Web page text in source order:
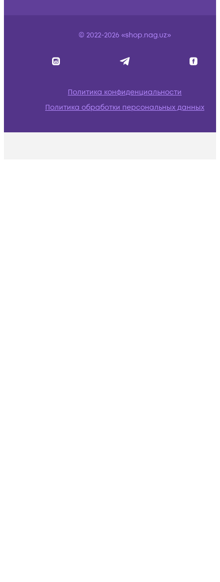
© 2022-2026 «shop.nag.uz»
Политика конфиденциальности
Политика обработки персональных данных